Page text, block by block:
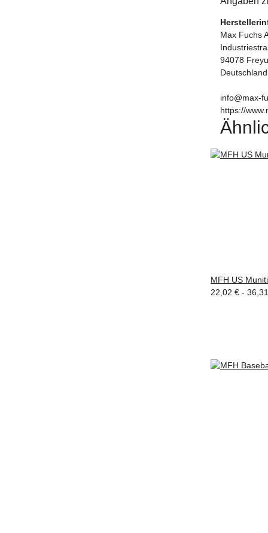
Max Fuchs
94078
info@max-
https://
MFH US
22,02 € -